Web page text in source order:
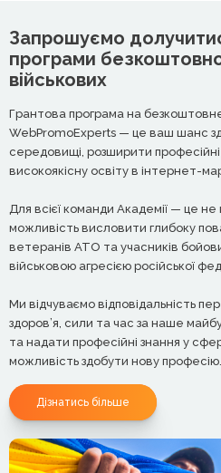
Запрошуємо
програми
військових
Грантова програма на
WebPromoExperts — це ваш шанс
середовищі, розширити
високоякісну освіту в інтернет-
Для всієї команди Академії — це
можливість висловити глибоку
ветеранів АТО та учасників
військовою агресією російської
Ми відчуваємо відповідальність
здоров’я, сили та час за наше
та надати професійні знання у
можливість здобути нову професію.
Дізнатись більше